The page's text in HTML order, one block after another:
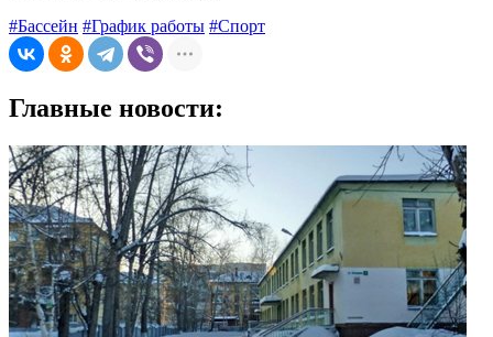
#Бассейн #График работы #Спорт
Главные новости: